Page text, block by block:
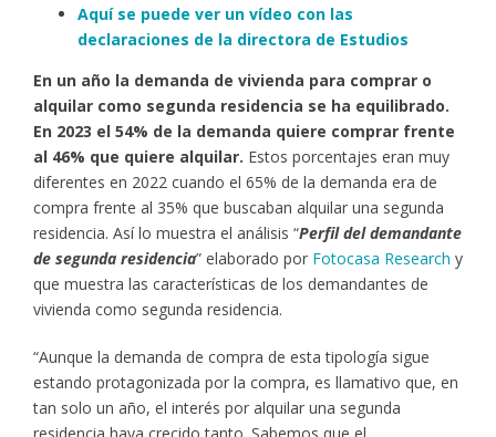
Aquí se puede ver un vídeo con las
declaraciones de la directora de Estudios
En un año la demanda de vivienda para comprar o
alquilar como segunda residencia se ha equilibrado.
En 2023 el 54% de la demanda quiere comprar frente
al 46% que quiere alquilar. Estos porcentajes eran muy
diferentes en 2022 cuando el 65% de la demanda era de
compra frente al 35% que buscaban alquilar una segunda
residencia. Así lo muestra el análisis “Perfil del demandante
de segunda residencia” elaborado por Fotocasa Research y
que muestra las características de los demandantes de
vivienda como segunda residencia.
“Aunque la demanda de compra de esta tipología sigue
estando protagonizada por la compra, es llamativo que, en
tan solo un año, el interés por alquilar una segunda
residencia haya crecido tanto. Sabemos que el